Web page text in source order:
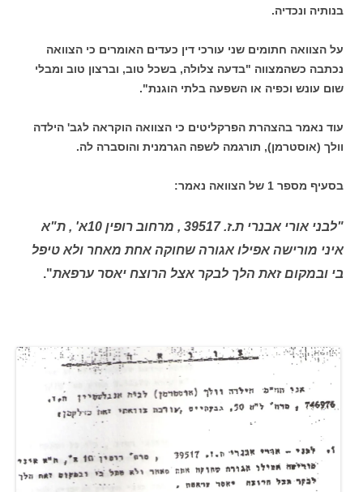
בנותיה ונכדיה.
על הצוואה חתומים שני עורכי דין כעדים האומרים כי הצוואה
נכתבה כשהמצווה "בדעה צלולה, בשכל טוב, וברצון טוב ומבלי
שום עונש וכפיה או השפעה בלתי הוגנת".
עוד נאמר בהצהרת הפרקליטים כי הצוואה הוקראה לגב' הילדה
וולך (אוסטרמן), תורגמה לשפה הגרמנית והוסברה לה.
בסעיף מספר 1 של הצוואה נאמר:
"לבני אורי אבנרי ת.ז. 39517 , מרחוב רופין 10א' , ת"א
איני מורישה אפילו אגורה שחוקה אחת מאחר ולא טיפל
בי ובמקום זאת הלך לבקר אצל הרוצח יאסר ערפאת"
.